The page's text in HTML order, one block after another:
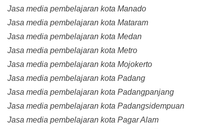
Jasa media pembelajaran kota Manado
Jasa media pembelajaran kota Mataram
Jasa media pembelajaran kota Medan
Jasa media pembelajaran kota Metro
Jasa media pembelajaran kota Mojokerto
Jasa media pembelajaran kota Padang
Jasa media pembelajaran kota Padangpanjang
Jasa media pembelajaran kota Padangsidempuan
Jasa media pembelajaran kota Pagar Alam